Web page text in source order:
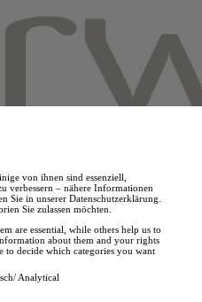
von ihnen sind essenziell,
verbessern – nähere Informationen
Sie in unserer Datenschutzerklärung.
Sie zulassen möchten.
are essential, while others help us to
about them and your rights
to decide which categories you want
Analytical